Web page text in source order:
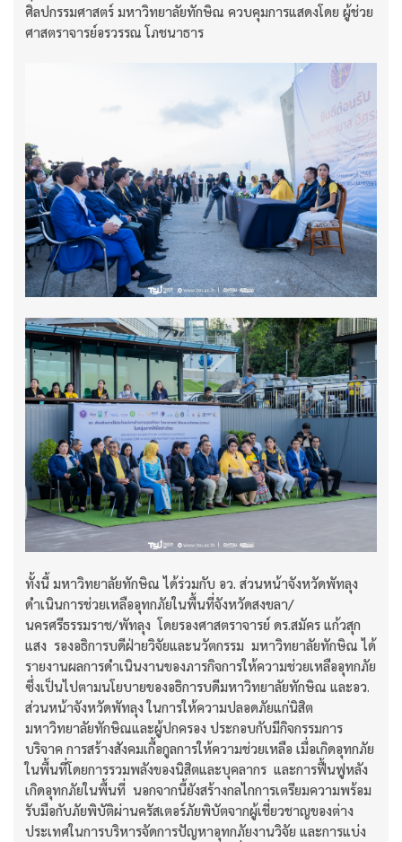
ศิลปกรรมศาสตร์ มหาวิทยาลัยทักษิณ ควบคุมการแสดงโดย ผู้ช่วย
ศาสตราจารย์อรวรรณ โภชนาธาร
ทั้งนี้ มหาวิทยาลัยทักษิณ ได้ร่วมกับ อว. ส่วนหน้าจังหวัดพัทลุง
ดำเนินการช่วยเหลืออุทกภัยในพื้นที่จังหวัดสงขลา/
นครศรีธรรมราช/พัทลุง โดยรองศาสตราจารย์ ดร.สมัคร แก้วสุก
แสง รองอธิการบดีฝ่ายวิจัยและนวัตกรรม มหาวิทยาลัยทักษิณ ได้
รายงานผลการดำเนินงานของภารกิจการให้ความช่วยเหลืออุทกภัย
ซึ่งเป็นไปตามนโยบายของอธิการบดีมหาวิทยาลัยทักษิณ และอว.
ส่วนหน้าจังหวัดพัทลุง ในการให้ความปลอดภัยแก่นิสิต
มหาวิทยาลัยทักษิณและผู้ปกครอง ประกอบกับมีกิจกรรมการ
บริจาค การสร้างสังคมเกื้อกูลการให้ความช่วยเหลือ เมื่อเกิดอุทกภัย
ในพื้นที่โดยการรวมพลังของนิสิตและบุคลากร และการฟื้นฟูหลัง
เกิดอุทกภัยในพื้นที่ นอกจากนี้ยังสร้างกลไกการเตรียมความพร้อม
รับมือกับภัยพิบัติผ่านครัสเตอร์ภัยพิบัตจากผู้เชี่ยวชาญของต่าง
ประเทศในการบริหารจัดการปัญหาอุทกภัยงานวิจัย และการแบ่ง